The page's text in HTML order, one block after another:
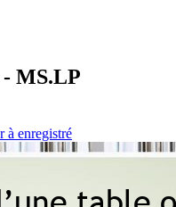
- MS.LP
à enregistré